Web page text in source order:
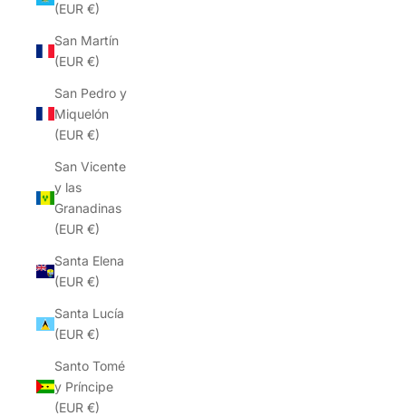
(EUR €)
San Martín
(EUR €)
San Pedro y
Miquelón
(EUR €)
San Vicente
y las
Granadinas
(EUR €)
Santa Elena
(EUR €)
Santa Lucía
(EUR €)
Santo Tomé
y Príncipe
(EUR €)